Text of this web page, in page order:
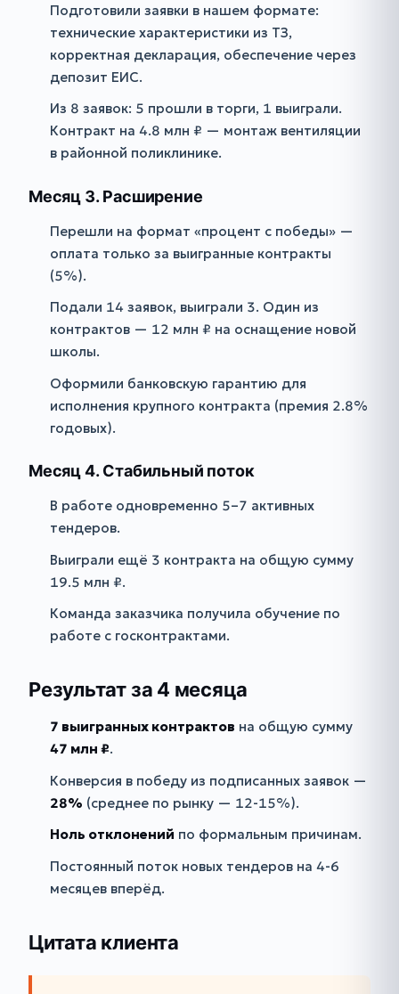
Подготовили заявки в нашем формате:
технические характеристики из ТЗ,
корректная декларация, обеспечение через
депозит ЕИС.
Из 8 заявок: 5 прошли в торги, 1 выиграли.
Контракт на 4.8 млн ₽ — монтаж вентиляции
в районной поликлинике.
Месяц 3. Расширение
Перешли на формат «процент с победы» —
оплата только за выигранные контракты
(5%).
Подали 14 заявок, выиграли 3. Один из
контрактов — 12 млн ₽ на оснащение новой
школы.
Оформили банковскую гарантию для
исполнения крупного контракта (премия 2.8%
годовых).
Месяц 4. Стабильный поток
В работе одновременно 5–7 активных
тендеров.
Выиграли ещё 3 контракта на общую сумму
19.5 млн ₽.
Команда заказчика получила обучение по
работе с госконтрактами.
Результат за 4 месяца
7 выигранных контрактов на общую сумму
47 млн ₽.
Конверсия в победу из подписанных заявок —
28% (среднее по рынку — 12-15%).
Ноль отклонений по формальным причинам.
Постоянный поток новых тендеров на 4-6
месяцев вперёд.
Цитата клиента